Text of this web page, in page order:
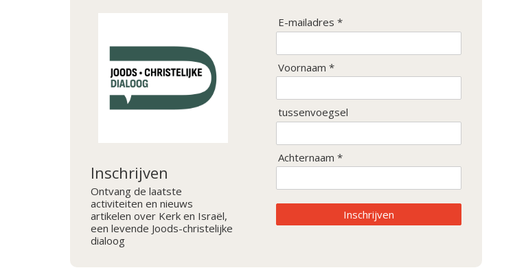
Inschrijven
Ontvang de laatste
activiteiten en nieuws
artikelen over Kerk en Israël,
een levende Joods-christelijke
dialoog
E-mailadres *
Voornaam *
tussenvoegsel
Achternaam *
Inschrijven